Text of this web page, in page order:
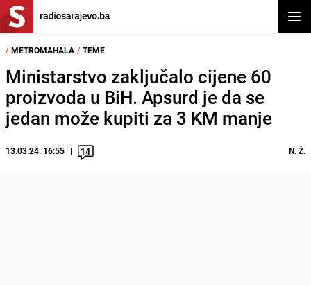
/ METROMAHALA / TEME
Ministarstvo zaključalo cijene 60
proizvoda u BiH. Apsurd je da se
jedan može kupiti za 3 KM manje
13.03.24. 16:55 14 N. Ž.